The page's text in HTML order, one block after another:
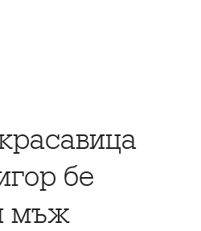
бе
мъж